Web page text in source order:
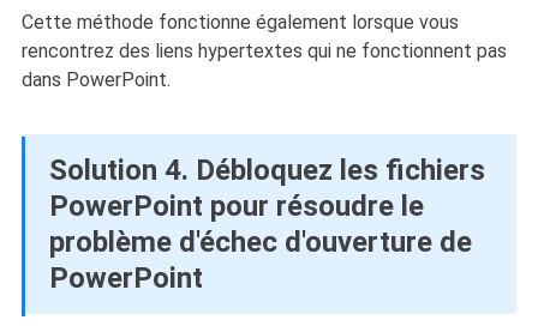
Cette méthode fonctionne également lorsque vous
rencontrez des liens hypertextes qui ne fonctionnent pas
dans PowerPoint.
Solution 4. Débloquez les fichiers
PowerPoint pour résoudre le
problème d'échec d'ouverture de
PowerPoint